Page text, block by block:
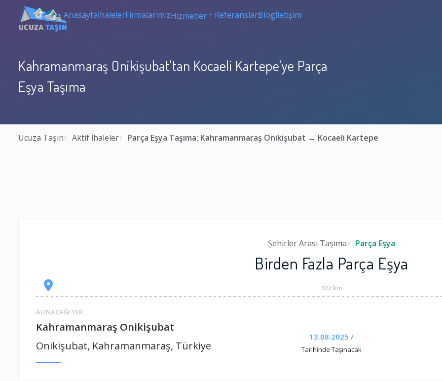
AnasayfaİhalelerFirmalarımızHizmetler ReferanslarBlogİletişim
Kahramanmaraş Onikişubat'tan Kocaeli Kartepe'ye Parça
Eşya Taşıma
Ucuza Taşın Aktif İhaleler Parça Eşya Taşıma: Kahramanmaraş Onikişubat → Kocaeli Kartepe
Şehirler Arası Taşıma Parça Eşya
Birden Fazla Parça Eşya
922 km
ALINACAĞI YER
Kahramanmaraş Onikişubat
Onikişubat, Kahramanmaraş, Türkiye
13.08.2025 /
Tarihinde Taşınacak